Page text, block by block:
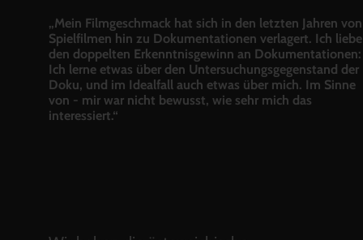
„Mein Filmgeschmack hat sich in den letzten Jahren von
Spielfilmen hin zu Dokumentationen verlagert. Ich liebe
den doppelten Erkenntnisgewinn an Dokumentationen:
Ich lerne etwas über den Untersuchungsgegenstand der
Doku, und im Idealfall auch etwas über mich. Im Sinne
von - mir war nicht bewusst, wie sehr mich das
interessiert.“